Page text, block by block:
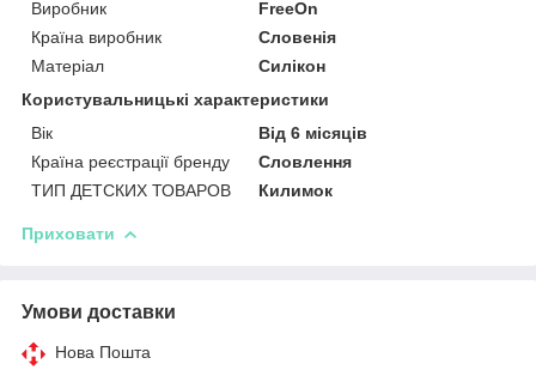
Виробник
FreeOn
Країна виробник
Словенія
Матеріал
Силікон
Користувальницькі характеристики
Вік
Від 6 місяців
Країна реєстрації бренду
Словлення
ТИП ДЕТСКИХ ТОВАРОВ
Килимок
Приховати
Умови доставки
Нова Пошта